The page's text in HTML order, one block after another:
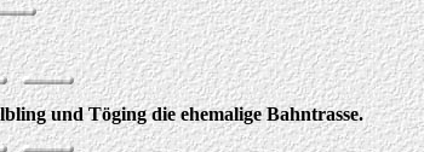
und Töging die ehemalige Bahntrasse.